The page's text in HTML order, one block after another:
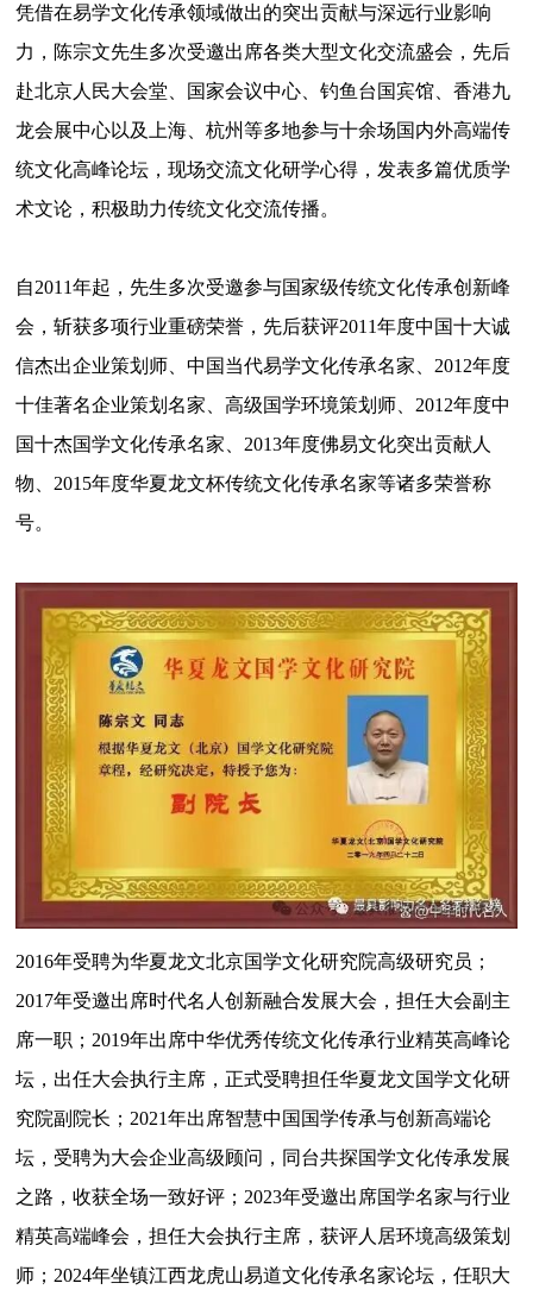
凭借在易学文化传承领域做出的突出贡献与深远行业影响
力，陈宗文先生多次受邀出席各类大型文化交流盛会，先后
赴北京人民大会堂、国家会议中心、钓鱼台国宾馆、香港九
龙会展中心以及上海、杭州等多地参与十余场国内外高端传
统文化高峰论坛，现场交流文化研学心得，发表多篇优质学
术文论，积极助力传统文化交流传播。
自2011年起，先生多次受邀参与国家级传统文化传承创新峰
会，斩获多项行业重磅荣誉，先后获评2011年度中国十大诚
信杰出企业策划师、中国当代易学文化传承名家、2012年度
十佳著名企业策划名家、高级国学环境策划师、2012年度中
国十杰国学文化传承名家、2013年度佛易文化突出贡献人
物、2015年度华夏龙文杯传统文化传承名家等诸多荣誉称
号。
2016年受聘为华夏龙文北京国学文化研究院高级研究员；
2017年受邀出席时代名人创新融合发展大会，担任大会副主
席一职；2019年出席中华优秀传统文化传承行业精英高峰论
坛，出任大会执行主席，正式受聘担任华夏龙文国学文化研
究院副院长；2021年出席智慧中国国学传承与创新高端论
坛，受聘为大会企业高级顾问，同台共探国学文化传承发展
之路，收获全场一致好评；2023年受邀出席国学名家与行业
精英高端峰会，担任大会执行主席，获评人居环境高级策划
师；2024年坐镇江西龙虎山易道文化传承名家论坛，任职大